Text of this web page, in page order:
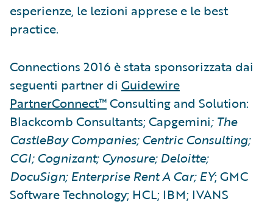
esperienze, le lezioni apprese e le best
practice.
Connections 2016 è stata sponsorizzata dai
seguenti partner di Guidewire
PartnerConnect™Consulting and Solution:
Blackcomb Consultants; Capgemini; The
CastleBay Companies; Centric Consulting;
CGI; Cognizant; Cynosure; Deloitte;
DocuSign; Enterprise Rent A Car; EY; GMC
Software Technology; HCL; IBM; IVANS